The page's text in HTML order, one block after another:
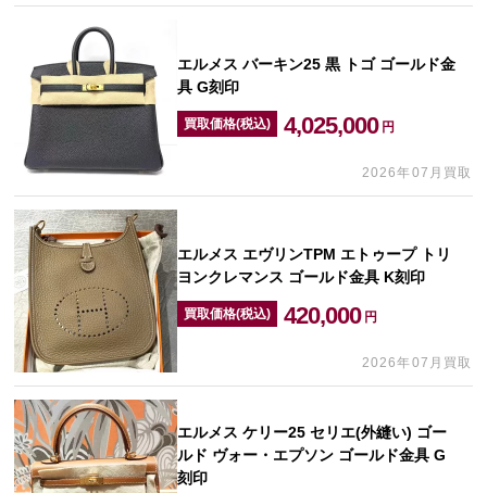
エルメス バーキン25 黒 トゴ ゴールド金
具 G刻印
買取価格(税込) 4,025,000 円
2026年07月買取
エルメス エヴリンTPM エトゥープ トリ
ヨンクレマンス ゴールド金具 K刻印
買取価格(税込) 420,000 円
2026年07月買取
エルメス ケリー25 セリエ(外縫い) ゴー
ルド ヴォー・エプソン ゴールド金具 G
刻印